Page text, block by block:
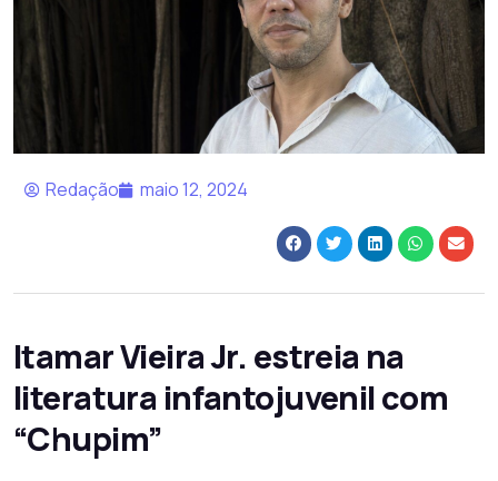
Redação maio 12, 2024
Itamar Vieira Jr. estreia na
literatura infantojuvenil com
“Chupim”